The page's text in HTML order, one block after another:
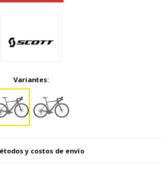
Variantes:
y costos de envío